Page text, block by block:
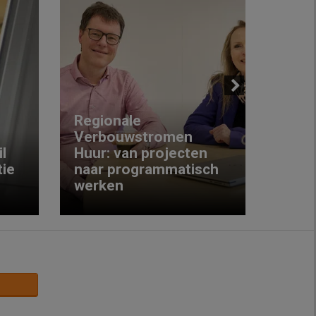
Regionale
Verbouwstromen
Huur: van projecten
naar programmatisch
werken
Next